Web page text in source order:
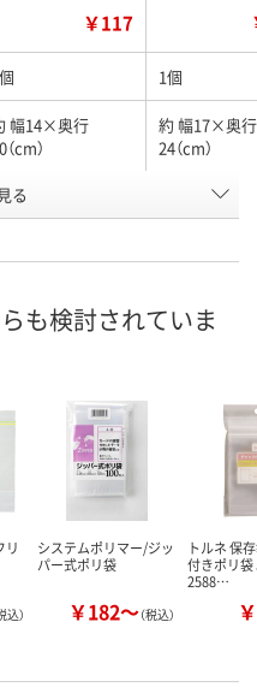
￥117
1個
幅14×奥行
cm）
約 幅17×奥行
24（cm）
HN76864
カゴへ カ
る
も検討されていま
込）
システムポリマー/ジッ
パー式ポリ袋
￥182～（税込）
トルネ 保
付きポリ袋
2588…